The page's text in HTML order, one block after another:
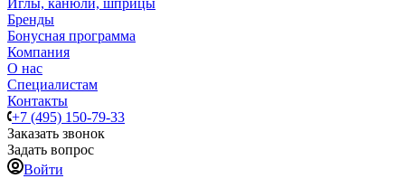
Иглы, канюли, шприцы
Бренды
Бонусная программа
Компания
О нас
Специалистам
Контакты
+7 (495) 150-79-33
Заказать звонок
Задать вопрос
Войти